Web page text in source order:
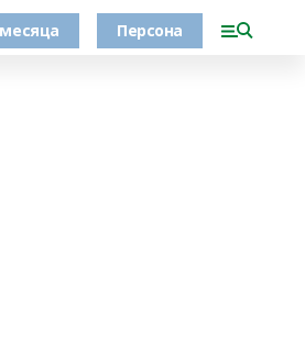
Персона